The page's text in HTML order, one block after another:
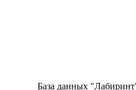
База данных